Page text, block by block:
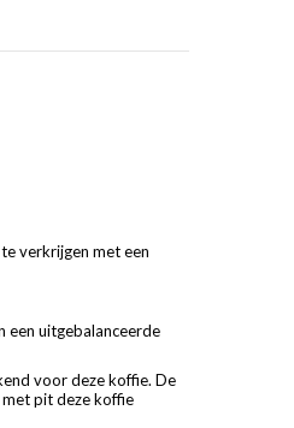
verkrijgen met een
een uitgebalanceerde
voor deze koffie. De
pit deze koffie